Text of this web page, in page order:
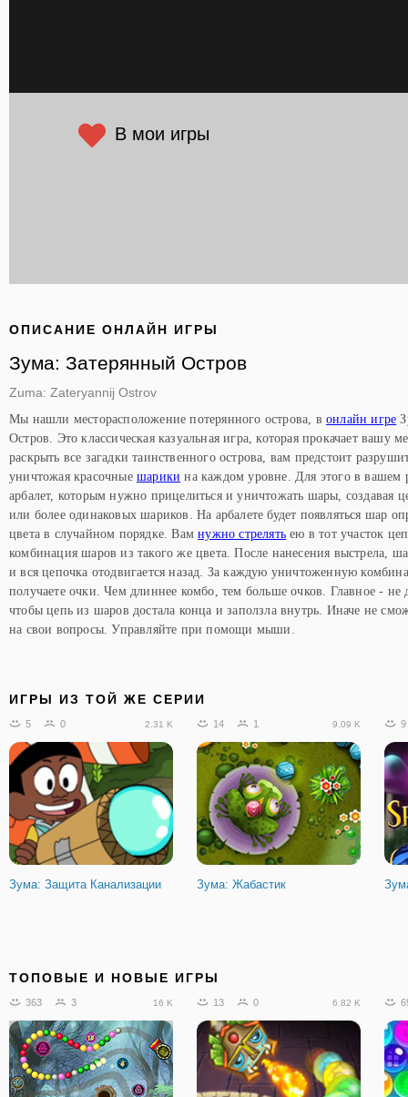
В мои игры
ОПИСАНИЕ ОНЛАЙН ИГРЫ
Зума: Затерянный Остров
Zuma: Zateryannij Ostrov
Мы нашли месторасположение потерянного острова, вонлайн игре
Остров. Это классическая казуальная игра, которая прокачает вашу
раскрыть все загадки таинственного острова, вам предстоит
уничтожая красочные шарики на каждом уровне. Для этого в вашем
арбалет, которым нужно прицелиться и уничтожать шары, создавая
или более одинаковых шариков. На арбалете будет появляться шар
цвета в случайном порядке. Вамнужно стрелять ею в тот участок
комбинация шаров из такого же цвета. После нанесения выстрела,
и вся цепочка отодвигается назад. За каждую уничтоженную
получаете очки. Чем длиннее комбо, тем больше очков. Главное - не
чтобы цепь из шаров достала конца и заползла внутрь. Иначе не
на свои вопросы. Управляйте при помощи мыши.
ИГРЫ ИЗ ТОЙ ЖЕ СЕРИИ
5 0 2.31 K
Зума: Защита Канализации
14 1 9.09 K
Зума: Жабастик
9
ТОПОВЫЕ И НОВЫЕ ИГРЫ
363 3 16 K 13 0 6.82 K